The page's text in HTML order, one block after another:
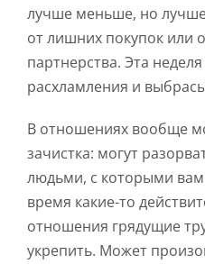
лучше меньше, но
от лишних покупок или
партнерства. Эта
расхламления и
В отношениях вообще
зачистка: могут
людьми, с которыми
время какие-то
отношения грядущие
укрепить. Может